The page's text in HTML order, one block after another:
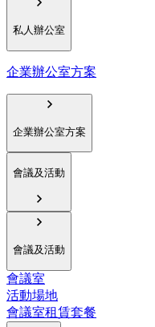
私人辦公室
企業辦公室方案
企業辦公室方案
會議及活動
會議及活動
會議室
活動場地
會議室租賃套餐